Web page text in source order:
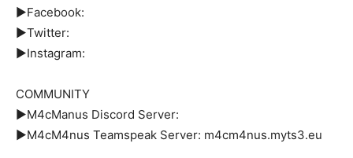
►Facebook:
►Twitter:
►Instagram:
COMMUNITY
►M4cManus Discord Server:
►M4cM4nus Teamspeak Server: m4cm4nus.myts3.eu